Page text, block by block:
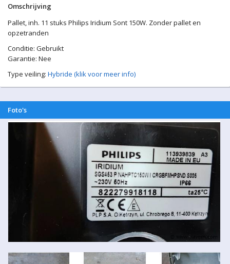
Omschrijving
Pallet, inh. 11 stuks Philips Iridium Sont 150W. Zonder pallet en
opzetranden
Conditie: Gebruikt
Garantie: Nee
Type veiling: Hybride (klik voor meer info)
Foto's